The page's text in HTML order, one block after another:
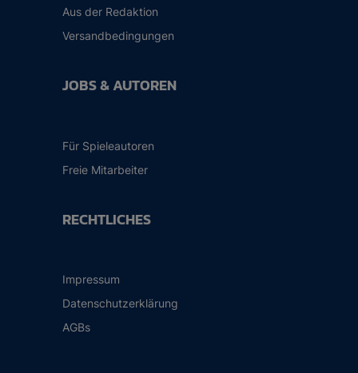
Aus der Redaktion
Versandbedingungen
JOBS & AUTOREN
Für Spieleautoren
Freie Mitarbeiter
RECHTLICHES
Impressum
Datenschutzerklärung
AGBs